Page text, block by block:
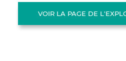
VOIR LA PAGE DE